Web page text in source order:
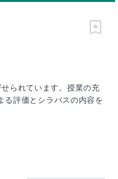
ピン留め
られています。授業の充
る評価とシラバスの内容を